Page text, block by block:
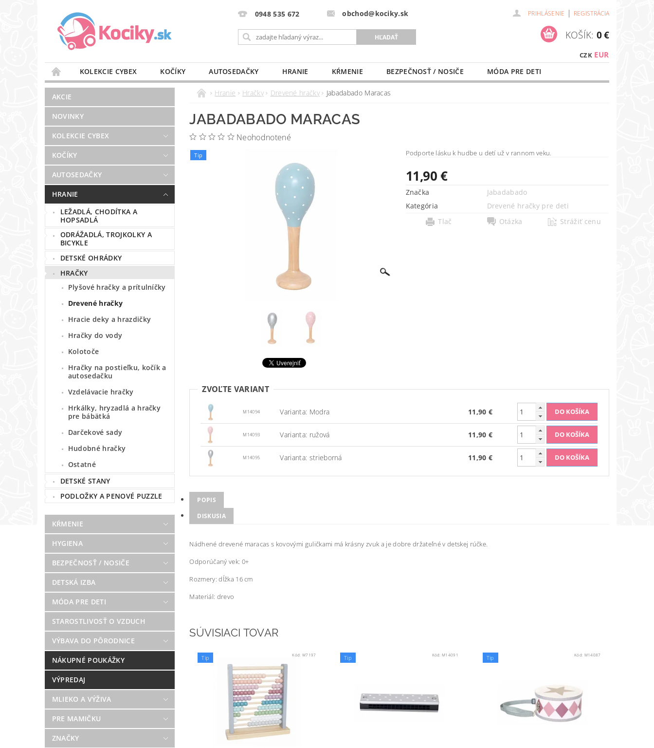
0948 535 672 obchod@kociky.sk PRIHLÁSENIE | REGISTRÁCIA
CZK EUR
KOŠÍK: 0 €
KOLEKCIE CYBEX KOČÍKY AUTOSEDAČKY HRANIE KŔMENIE BEZPEČNOSŤ / NOSIČE
MÓDA PRE DETI
STAROSTLIVOSŤ O VZDUCH
VÝBAVA DO PÔRODNICE MLIEKO A VÝŽIVA PRE MAMIČKU
BLOG
PREDAJŇA KONTAKT
AKCIE
NOVINKY
KOLEKCIE CYBEX
KOČÍKY
AUTOSEDAČKY
HRANIE
LEŽADLÁ, CHODÍTKA A
HOPSADLÁ
ODRÁŽADLÁ, TROJKOLKY A
BICYKLE
DETSKÉ OHRÁDKY
HRAČKY
Plyšové hračky a prítulníčky
Drevené hračky
Hracie deky a hrazdičky
Hračky do vody
Kolotoče
Hračky na postieľku, kočík a
autosedačku
Vzdelávacie hračky
Hrkálky, hryzadlá a hračky
pre bábätká
Darčekové sady
Hudobné hračky
Ostatné
DETSKÉ STANY
PODLOŽKY A PENOVÉ PUZZLE
KŔMENIE
HYGIENA
BEZPEČNOSŤ / NOSIČE
DETSKÁ IZBA
MÓDA PRE DETI
STAROSTLIVOSŤ O VZDUCH
VÝBAVA DO PÔRODNICE
NÁKUPNÉ POUKÁŽKY
VÝPREDAJ
MLIEKO A VÝŽIVA
PRE MAMIČKU
ZNAČKY
Hranie Hračky Drevené hračky Jabadabado Maracas
JABADABADO MARACAS
Neohodnotené
Tip Podporte lásku k hudbe u detí už v rannom veku.
11,90 €
Značka
Jabadabado
Kategória
Drevené hračky pre deti
Tlač
Otázka Strážiť cenu
ZVOĽTE VARIANT
M14094 Varianta: Modra 11,90 €
M14093 Varianta: ružová 11,90 €
M14095 Varianta: strieborná 11,90 €
POPIS
DISKUSIA
Nádhené drevené maracas s kovovými guličkami má krásny zvuk a je dobre držateľné v detskej rúčke.
Odporúčaný vek: 0+
Rozmery: dĺžka 16 cm
Materiál: drevo
SÚVISIACI TOVAR
Tip Kód: W7197 Tip Kód:M14091 Tip Kód: M14087